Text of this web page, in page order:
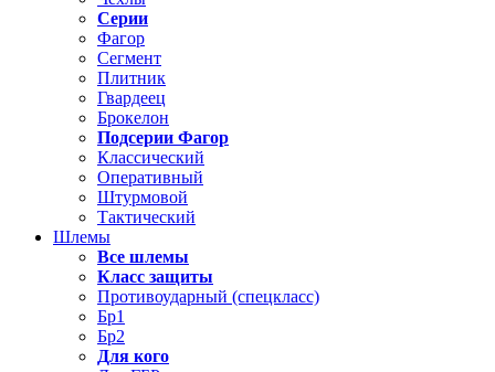
Серии
Фагор
Сегмент
Плитник
Гвардеец
Брокелон
Подсерии Фагор
Классический
Оперативный
Штурмовой
Тактический
Шлемы
Все шлемы
Класс защиты
Противоударный (спецкласс)
Бр1
Бр2
Для кого